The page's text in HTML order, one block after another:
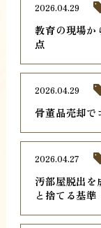
教育の現場か
点
2026.04.29
骨董品売却で
2026.04.29
汚部屋脱出を
と捨てる基準
2026.04.27